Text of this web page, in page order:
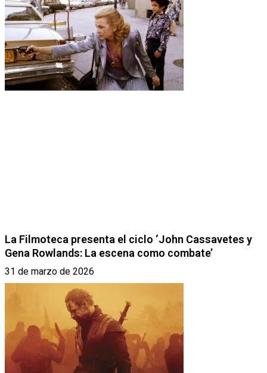
La Filmoteca presenta el ciclo ‘John Cassavetes y
Gena Rowlands: La escena como combate’
31 de marzo de 2026